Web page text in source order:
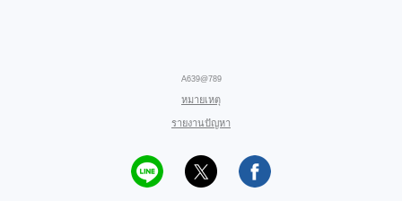
A639@789
หมายเหตุ
รายงานปัญหา